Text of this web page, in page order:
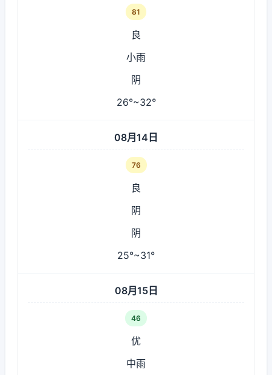
81
良
小雨
阴
26°~32°
08月14日
76
良
阴
阴
25°~31°
08月15日
46
优
中雨